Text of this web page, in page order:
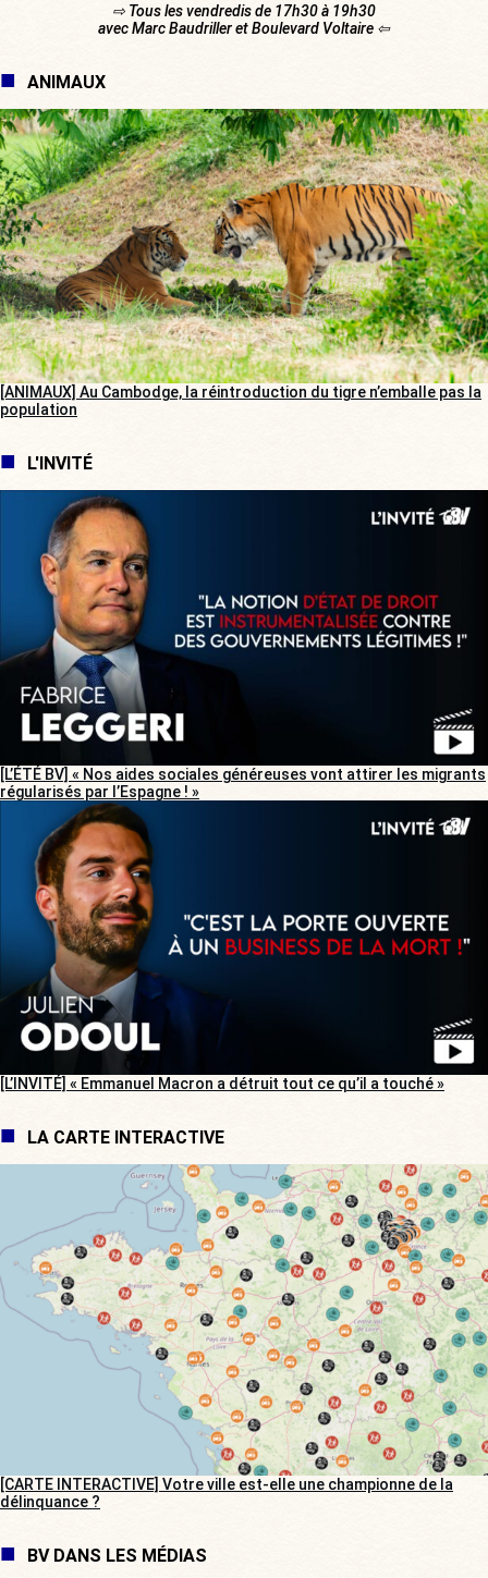
⇨ Tous les vendredis de 17h30 à 19h30
avec Marc Baudriller et Boulevard Voltaire ⇦
ANIMAUX
[ANIMAUX] Au Cambodge, la réintroduction du tigre n’emballe pas la
population
L'INVITÉ
[L’ÉTÉ BV] « Nos aides sociales généreuses vont attirer les migrants
régularisés par l’Espagne ! »
[L’INVITÉ] « Emmanuel Macron a détruit tout ce qu’il a touché »
LA CARTE INTERACTIVE
[CARTE INTERACTIVE] Votre ville est-elle une championne de la
délinquance ?
BV DANS LES MÉDIAS